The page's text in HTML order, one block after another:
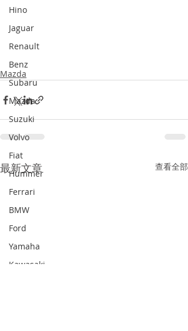
Hino
Jaguar
Renault
Benz
Subaru
Mazda
Suzuki
Volvo
Fiat
Hummer
Ferrari
BMW
Ford
Yamaha
Kawasaki
Mazda
最新文章 查看全部